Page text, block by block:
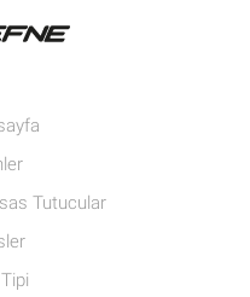
Tutucular